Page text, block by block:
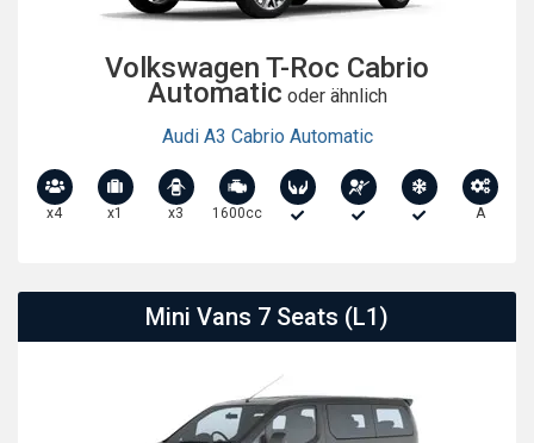
Volkswagen T-Roc Cabrio
Automatic oder ähnlich
Audi A3 Cabrio Automatic
x4 x1 x3 1600cc A
Mini Vans 7 Seats (L1)